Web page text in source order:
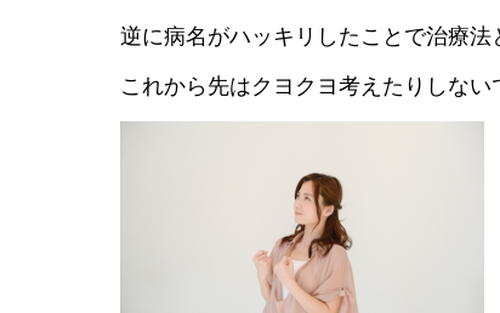
逆に病名がハッキリしたことで治療法
これから先はクヨクヨ考えたりしな